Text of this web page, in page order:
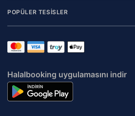
POPÜLER TESİSLER
Halalbooking uygulamasını indir